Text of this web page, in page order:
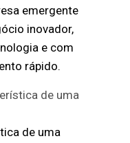
emergente
inovador,
e com
rápido.
de uma
de uma